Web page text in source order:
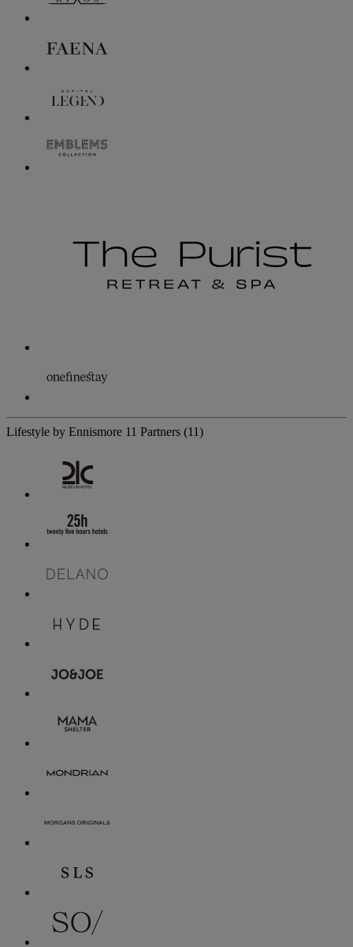
Lifestyle by Ennismore 11 Partners (11)